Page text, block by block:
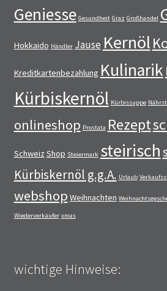
Geniesse Gesundheit Graz Großhandel
Hokkaido Händler Jause Kernöl
Kreditkartenbezahlung Kulinarik
Kürbiskernöl Kürbissuppe
onlineshop Prostata Rezept
Schweiz Shop Steiermark steirisch
Kürbiskernöl g.g.A. Urlaub
webshop Weihnachten
Wiederverkäufer xmas
wichtige Hinweise: